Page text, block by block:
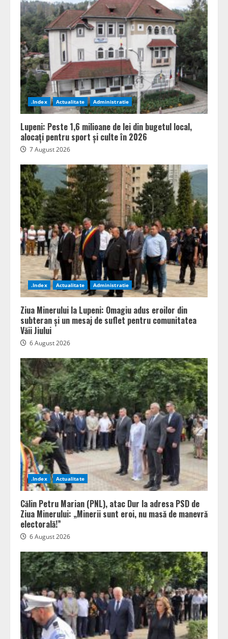
.Index Actualitate Administratie
Lupeni: Peste 1,6 milioane de lei din bugetul local,
alocați pentru sport și culte în 2026
7 August 2026
.Index Actualitate Administratie
Ziua Minerului la Lupeni: Omagiu adus eroilor din
subteran și un mesaj de suflet pentru comunitatea
Văii Jiului
6 August 2026
.Index Actualitate
Călin Petru Marian (PNL), atac Dur la adresa PSD de
Ziua Minerului: „Minerii sunt eroi, nu masă de manevră
electorală!”
6 August 2026